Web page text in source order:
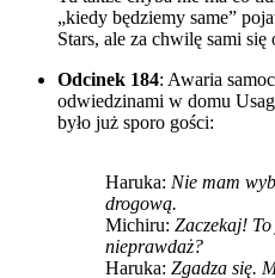
„kiedy będziemy same”
Stars, ale za chwilę sami się
Odcinek 184: Awaria
odwiedzinami w domu
było już sporo gości:
Haruka: Nie mam
drogową.
Michiru: Zaczekaj!
nieprawdaż?
Haruka: Zgadza się.